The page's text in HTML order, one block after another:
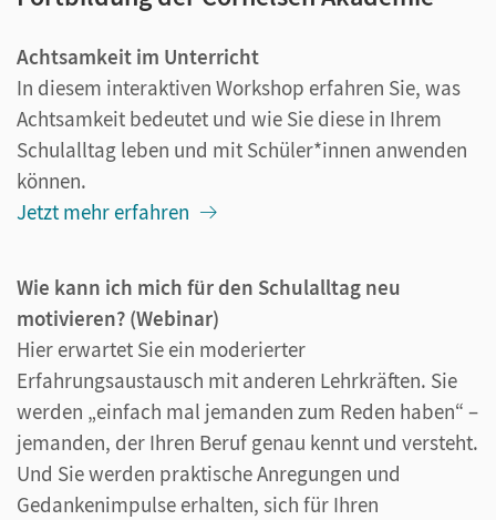
Achtsamkeit im Unterricht
In diesem interaktiven Workshop erfahren Sie, was
Achtsamkeit bedeutet und wie Sie diese in Ihrem
Schulalltag leben und mit Schüler*innen anwenden
können.
Jetzt mehr erfahren
Wie kann ich mich für den Schulalltag neu
motivieren? (Webinar)
Hier erwartet Sie ein moderierter
Erfahrungsaustausch mit anderen Lehrkräften. Sie
werden „einfach mal jemanden zum Reden haben“ –
jemanden, der Ihren Beruf genau kennt und versteht.
Und Sie werden praktische Anregungen und
Gedankenimpulse erhalten, sich für Ihren